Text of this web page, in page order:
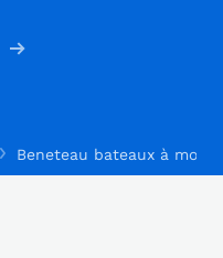
Beneteau bateaux à